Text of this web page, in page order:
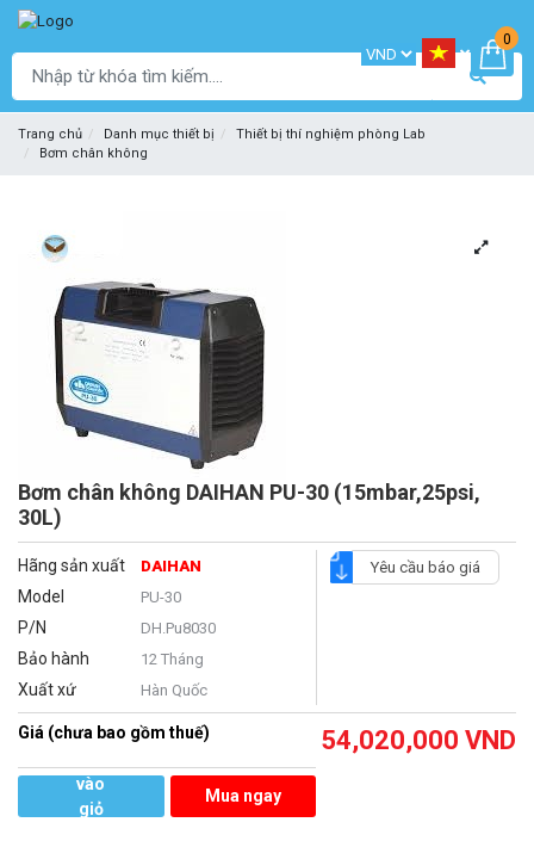
0
Trang chủ Danh mục thiết bị
Thiết bị thí nghiệm phòng Lab
Bơm chân không
Bơm chân không DAIHAN PU-30 (15mbar,25psi,
30L)
Hãng sản xuất DAIHAN
Model PU-30
P/N DH.Pu8030
Bảo hành 12 Tháng
Xuất xứ Hàn Quốc
Yêu cầu báo giá
Giá (chưa bao gồm thuế) 54,020,000 VND
vào
giỏ
Mua ngay